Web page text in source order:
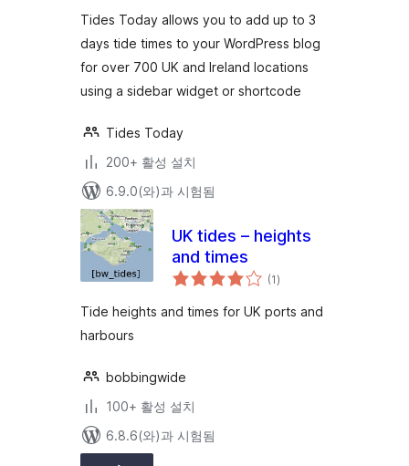
점
Tides Today allows you to add up to 3
days tide times to your WordPress blog
for over 700 UK and Ireland locations
using a sidebar widget or shortcode
Tides Today
200+ 활성 설치
6.9.0(와)과 시험됨
UK tides – heights
and times
(1전
체
점
)
Tide heights and times for UK ports and
harbours
bobbingwide
100+ 활성 설치
6.8.6(와)과 시험됨